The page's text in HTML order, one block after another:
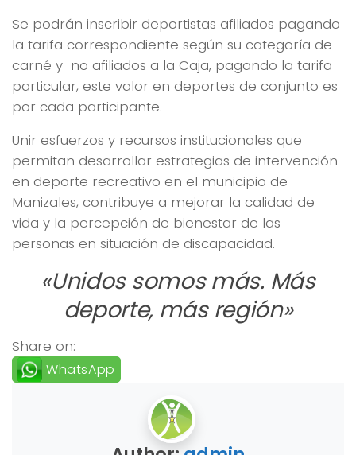
Se podrán inscribir deportistas afiliados pagando
la tarifa correspondiente según su categoría de
carné y no afiliados a la Caja, pagando la tarifa
particular, este valor en deportes de conjunto es
por cada participante.
Unir esfuerzos y recursos institucionales que
permitan desarrollar estrategias de intervención
en deporte recreativo en el municipio de
Manizales, contribuye a mejorar la calidad de
vida y la percepción de bienestar de las
personas en situación de discapacidad.
«Unidos somos más. Más
deporte, más región»
Share on:
WhatsApp